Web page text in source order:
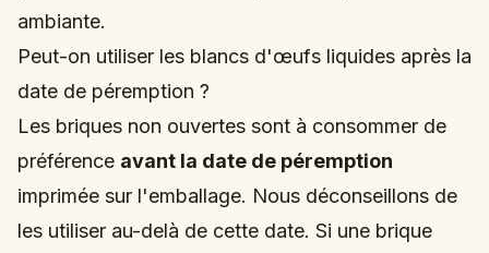
ambiante.
Peut-on utiliser les blancs d'œufs liquides après la
date de péremption ?
Les briques non ouvertes sont à consommer de
préférence avant la date de péremption
imprimée sur l'emballage. Nous déconseillons de
les utiliser au-delà de cette date. Si une brique